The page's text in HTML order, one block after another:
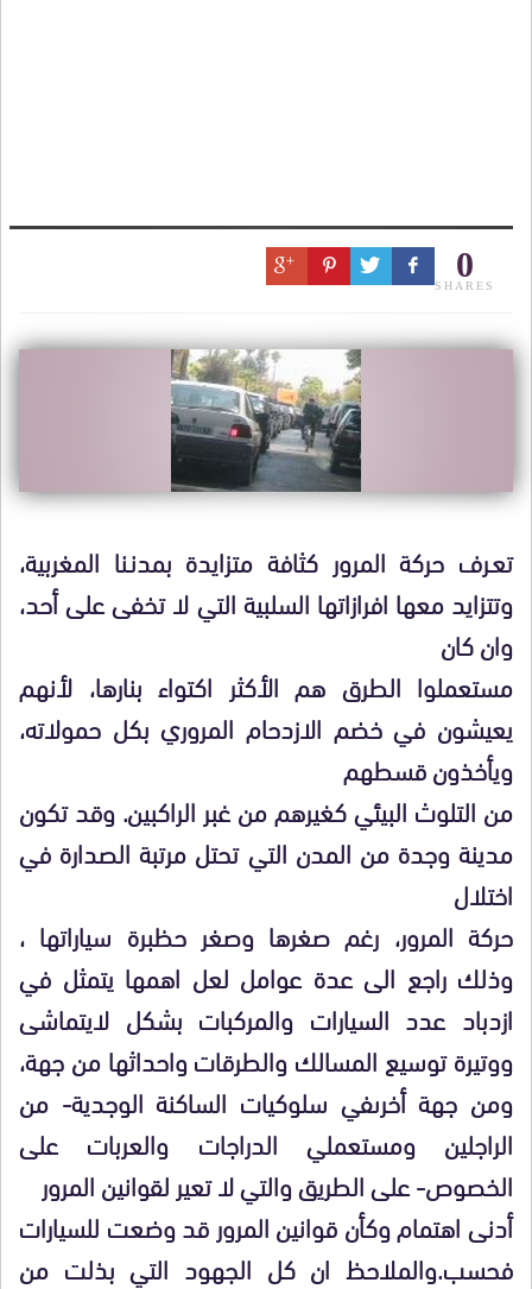
0
SHARES
تعـرف حركة المرور كثافة متزايدة بمدنـنا المغربية،
وتتزايد معها افرازاتها السلبية التي لا تخفى على أحد،
وان كان
مستعملوا الطرق هم الأكثر اكتواء بنارها، لأنهم
يعيشون في خضم الازدحام المروري بكل حمولاته،
ويأخذون قسطهم
من التلوث البيئي كغيرهم من غبر الراكبين. وقد تكون
مدينة وجدة من المدن التي تحتل مرتبة الصدارة في
اختلال
حركة المرور، رغم صغرها وصغر حظبرة سياراتها ،
وذلك راجع الى عدة عوامل لعل اهمها يتمثل في
ازدباد عدد السيارات والمركبات بشكل لايتماشى
ووتيرة توسيع المسالك والطرقات واحداثها من جهة،
ومن جهة أخرىفي سلوكيات الساكنة الوجدية- من
الراجلين ومستعملي الدراجات والعربات على
الخصوص- على الطريق والتي لا تعير لقوانين المرور
أدنى اهتمام وكأن قوانين المرور قد وضعت للسيارات
فحسب.والملاحظ ان كل الجهود التي بذلت من